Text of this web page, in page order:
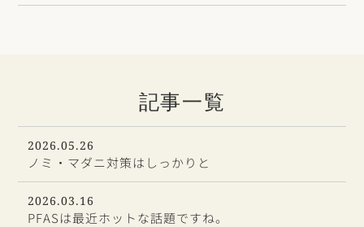
記事一覧
2026.05.26
ノミ・マダニ対策はしっかりと
2026.03.16
PFASは最近ホットな話題ですね。